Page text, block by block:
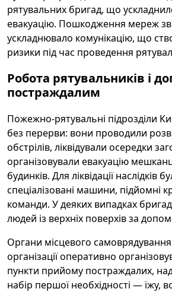
рятувальних бригад, що
евакуацію. Пошкодження мереж
ускладнювало комунікацію, що
ризики під час проведення
Робота рятувальників і
постраждалим
Пожежно-рятувальні підрозділи
без перерви: вони проводили
обстрілів, ліквідували осередки
організовували евакуацію
будинків. Для ліквідації наслідків
спеціалізовані машини, підйомні
команди. У деяких випадках
людей із верхніх поверхів за
Органи місцевого самоврядування
організації оперативно
пункти прийому постраждалих,
набір першої необхідності — їжу,